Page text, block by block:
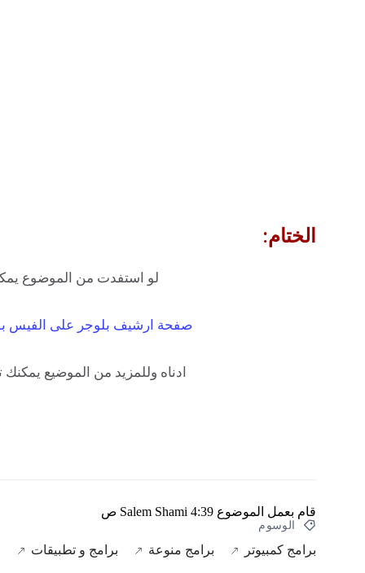
الختام:
لو استفدت من الموضوع
صفحة ارشيف بلوجر على الفيس
ادناه وللمزيد من الموضيع
قام بعمل الموضوع Salem Shami 4:39 ص
الوسوم
برامج كمبيوتر برامج منوعة برامج و تطبيقات